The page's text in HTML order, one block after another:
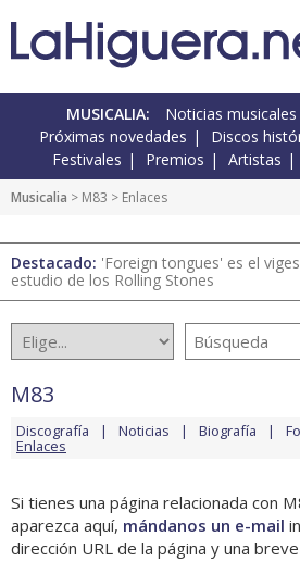
MUSICALIA: Noticias musicales
Próximas novedades
Discos
Festivales
Premios Artistas
Musicalia > M83 > Enlaces
Destacado: 'Foreign tongues' es el
estudio de los Rolling Stones
M83
Discografía Noticias Biografía
Enlaces
Si tienes una página relacionada con
aparezca aquí, mándanos un e-mail
dirección URL de la página y una